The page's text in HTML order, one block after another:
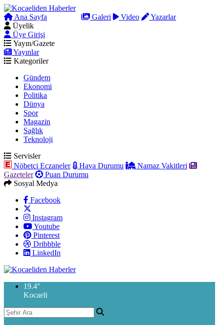
Ana Sayfa Galeri Video
Yazarlar
Üyelik
Üye Girişi
Yayın/Gazete
Yayınlar
Kategoriler
Gündem
Ekonomi
Politika
Dünya
Spor
Magazin
Sağlık
Teknoloji
Servisler
Nöbetçi Eczaneler
Hava Durumu
Namaz Vakitleri
Gazeteler
Puan Durumu
Sosyal Medya
Facebook
Instagram
Youtube
Pinterest
Dribbble
LinkedIn
19.4°
Kocaeli